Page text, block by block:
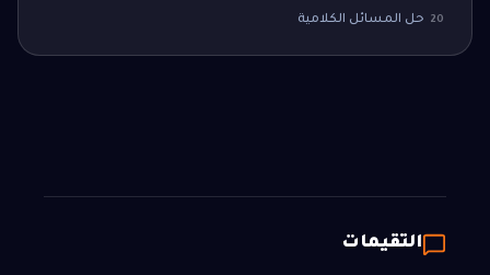
20 حل المسائل الكلامية
التقيمات